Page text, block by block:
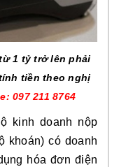
1 tỷ trở lên phải
tiền theo nghị
097 211 8764
kinh doanh nộp
khoán) có doanh
hóa đơn điện